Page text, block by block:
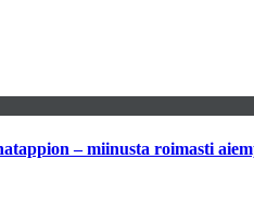
– miinusta roimasti